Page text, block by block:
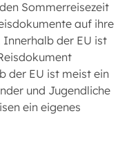
Sommerreisezeit
auf ihre
der EU ist
der EU ist meist ein
und Jugendliche
ein eigenes